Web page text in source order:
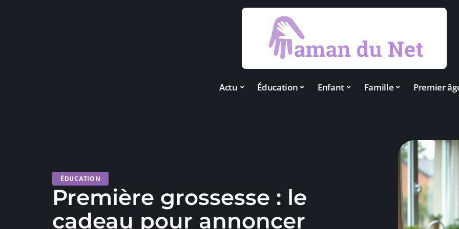
Actu Éducation Enfant Famille Premier
ÉDUCATION
Première grossesse : le
cadeau pour annoncer